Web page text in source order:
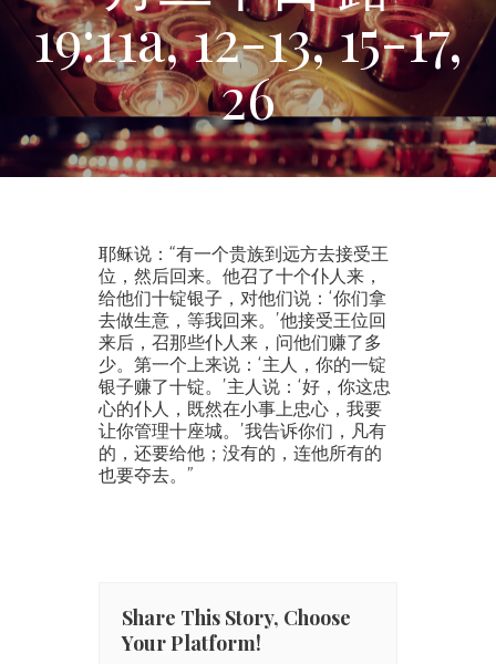
19:11a, 12-13, 15-17,
26
耶稣说：“有一个贵族到远方去接受王
位，然后回来。他召了十个仆人来，
给他们十锭银子，对他们说：‘你们拿
去做生意，等我回来。’他接受王位回
来后，召那些仆人来，问他们赚了多
少。第一个上来说：‘主人，你的一锭
银子赚了十锭。’主人说：‘好，你这忠
心的仆人，既然在小事上忠心，我要
让你管理十座城。’我告诉你们，凡有
的，还要给他；没有的，连他所有的
也要夺去。”
Share This Story, Choose
Your Platform!